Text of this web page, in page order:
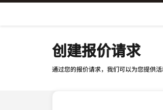
Skip To Content
创建报价请求
通过您的报价请求，我们可以为您提供活